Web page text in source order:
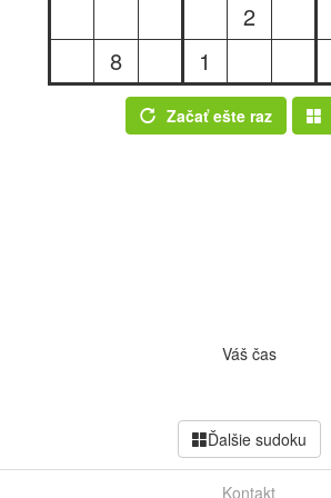
2
8
1
Začať ešte raz
Váš čas
Ďalšie sudoku
Kontakt